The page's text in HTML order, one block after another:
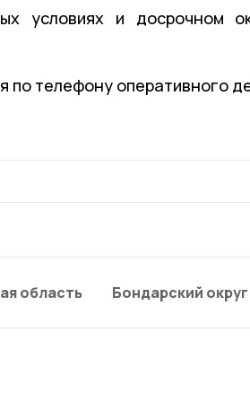
условиях и досрочном
по телефону оперативного
область Бондарский округ